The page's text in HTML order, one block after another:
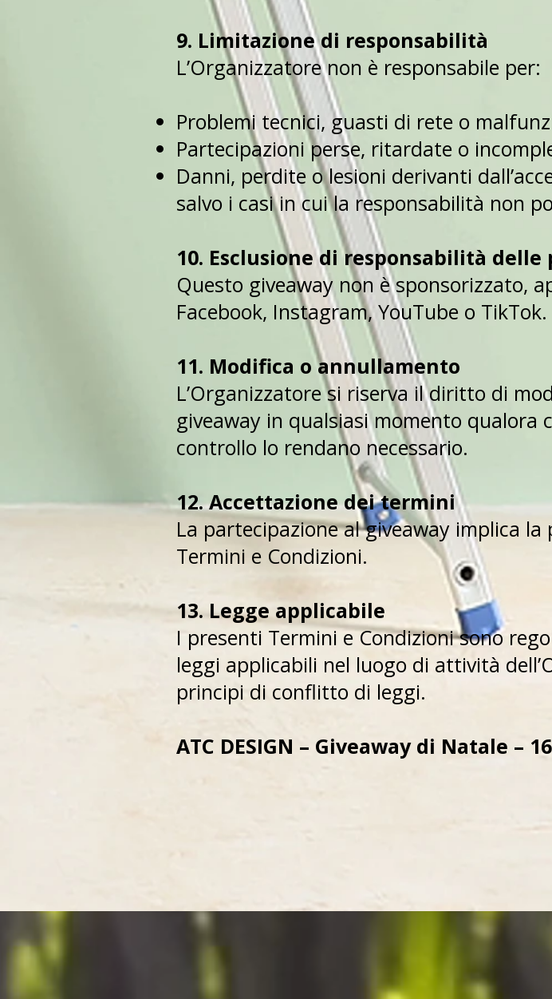
9. Limitazione di responsabilità
L’Organizzatore non è responsabile per:
Problemi tecnici, guasti di rete o
Partecipazioni perse, ritardate o
Danni, perdite o lesioni derivanti
salvo i casi in cui la responsabilità non
10. Esclusione di responsabilità
Questo giveaway non è sponsorizzato,
Facebook, Instagram, YouTube o TikTok.
11. Modifica o annullamento
L’Organizzatore si riserva il diritto di
giveaway in qualsiasi momento
controllo lo rendano necessario.
12. Accettazione dei termini
La partecipazione al giveaway implica
Termini e Condizioni.
13. Legge applicabile
I presenti Termini e Condizioni sono
leggi applicabili nel luogo di attività
principi di conflitto di leggi.
ATC DESIGN – Giveaway di Natale –